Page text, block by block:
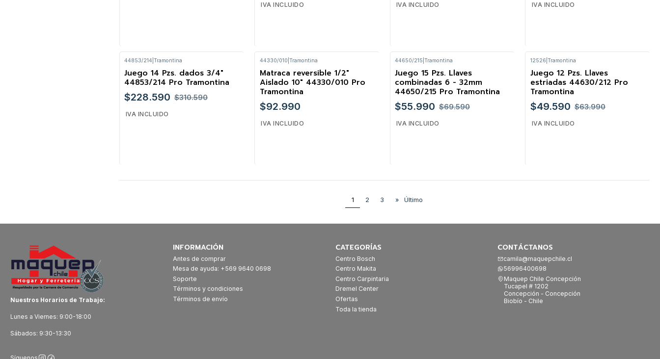
IVA INCLUIDO IVA INCLUIDO IVA INCLUIDO
-26%
44853/214 Tramontina
Juego 14 Pzs. dados 3/4"
44853/214 Pro Tramontina
$228.590 $310.590
IVA INCLUIDO
44330/010 Tramontina
Matraca reversible 1/2"
Aislado 10" 44330/010 Pro
Tramontina
$92.990
IVA INCLUIDO
-20%
44650/215 |Tramontina
Juego 15 Pzs. Llaves
combinadas 6 - 32mm
44650/215 Pro Tramontina
$55.990 $69.590
IVA INCLUIDO
-23%
12526 Tramontina
Juego 12 Pzs. Llaves
estriadas 44630/212 Pro
Tramontina
$49.590 $63.990
IVA INCLUIDO
1
2 3 » Último
Nuestros Horarios de Trabajo:
Lunes a Viernes: 9:00-18:00
Sábados: 9:30-13:30
INFORMACIÓN
Antes de comprar
Mesa de ayuda: +569 9640 0698
Soporte
Términos y condiciones
Términos de envío
CATEGORÍAS
Centro Bosch
Centro Makita
Centro Carpintaria
Dremel Center
Ofertas
Toda la tienda
CONTÁCTANOS
camila@maquepchile.cl
56996400698
Maquep Chile Concepción
Tucapel # 1202
Concepción - Concepción
Biobío - Chile